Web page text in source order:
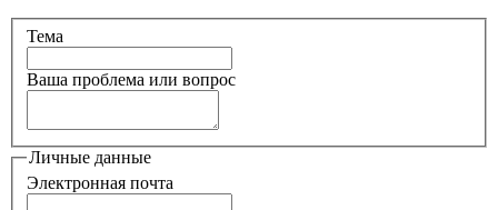
Тема
Ваша проблема или вопрос
Личные данные
Электронная почта